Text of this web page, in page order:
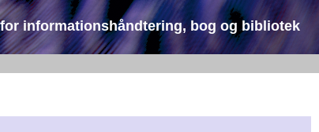
informationshåndtering, bog og bibliotek